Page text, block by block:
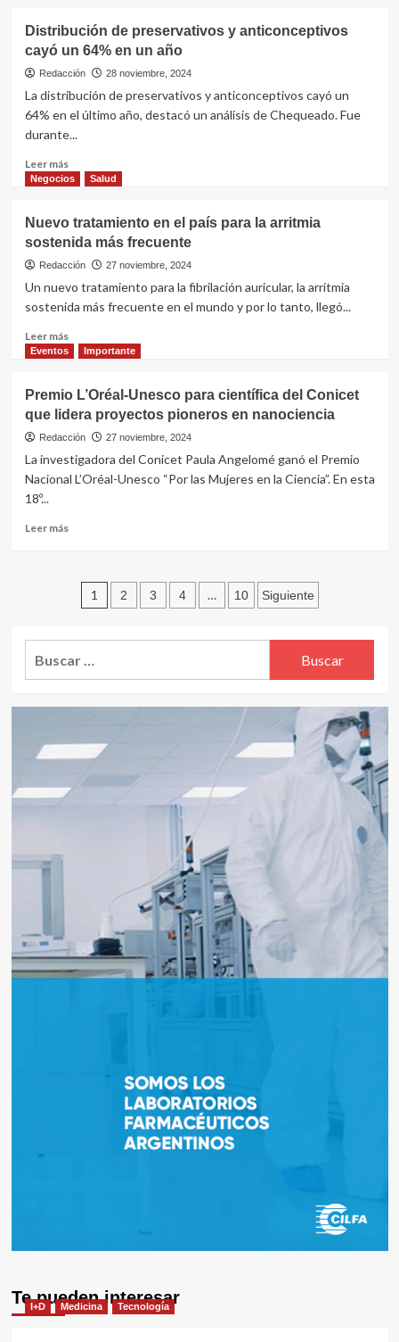
en
el
Clínicas
Therapeutics
adquirida
por
Roche
US$
1.500
Distribución de preservativos y anticonceptivos
cayó un 64% en un año
Redacción 28 noviembre, 2024
La distribución de preservativos y anticonceptivos cayó un
64% en el último año, destacó un análisis de Chequeado. Fue
durante...
Leer másLeer
más
de
preservativos
y
anticonceptivos
un
en
Negocios Salud
Nuevo tratamiento en el país para la arritmia
sostenida más frecuente
Redacción 27 noviembre, 2024
Un nuevo tratamiento para la fibrilación auricular, la arritmia
sostenida más frecuente en el mundo y por lo tanto, llegó...
Leer másLeer
más
tratamiento
en
el
país
para
la
Eventos Importante
Premio L’Oréal-Unesco para científica del Conicet
que lidera proyectos pioneros en nanociencia
Redacción 27 noviembre, 2024
La investigadora del Conicet Paula Angelomé ganó el Premio
Nacional L’Oréal-Unesco “Por las Mujeres en la Ciencia”. En esta
18º...
Leer másLeer
L’Oréal-
Unesco
científica
del
Conicet
pioneros
en
nanociencia
Paginación
entradas
1 2 3 4 … 10 Siguiente
Te pueden interesar
I+D Medicina Tecnología